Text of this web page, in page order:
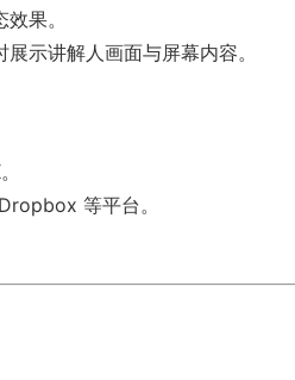
果。
展示讲解人画面与屏幕内容。
等平台。